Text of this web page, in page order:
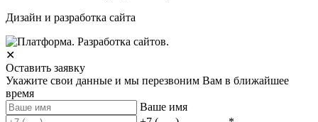
Дизайн и разработка сайта
✕
Оставить заявку
Укажите свои данные и мы перезвоним Вам в ближайшее
время
Ваше имя